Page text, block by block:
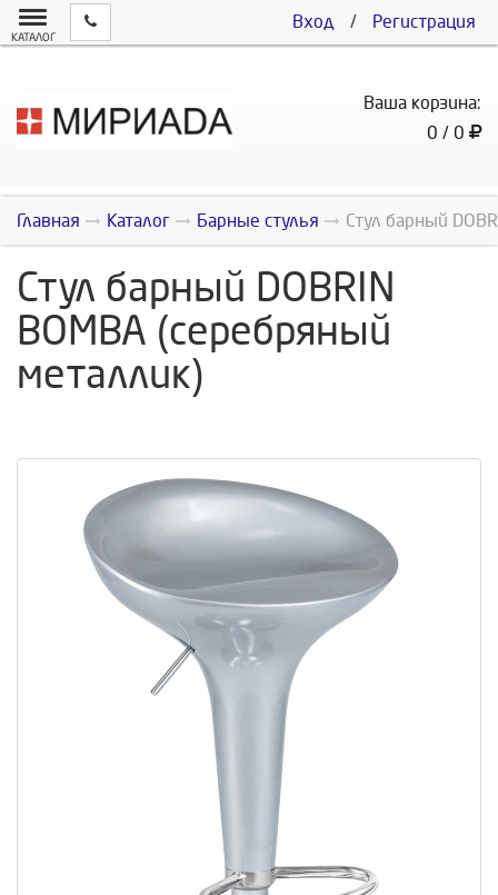
Вход / Регистрация
КАТАЛОГ
Ваша корзина:
0 / 0
Главная Каталог Барные стулья Стул барный
Стул барный DOBRIN
BOMBA (серебряный
металлик)